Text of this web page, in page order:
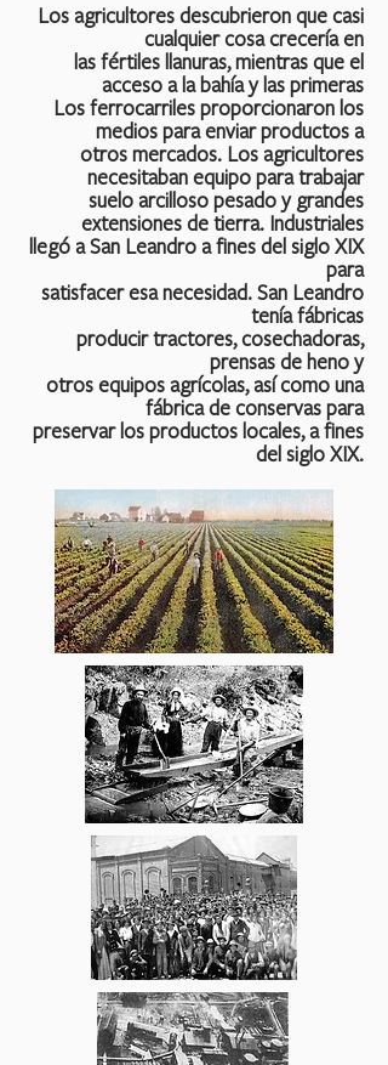
Los agricultores descubrieron que casi
cualquier cosa crecería en
las fértiles llanuras, mientras que el
acceso a la bahía y las primeras
Los ferrocarriles proporcionaron los
medios para enviar productos a
otros mercados. Los agricultores
necesitaban equipo para trabajar
suelo arcilloso pesado y grandes
extensiones de tierra. Industriales
llegó a San Leandro a fines del siglo XIX
para
satisfacer esa necesidad. San Leandro
tenía fábricas
producir tractores, cosechadoras,
prensas de heno y
otros equipos agrícolas, así como una
fábrica de conservas para
preservar los productos locales, a fines
del siglo XIX.